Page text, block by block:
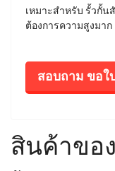
เหมาะสำหรับ รั้วกั้น
ต้องการความสูงมาก
สอบถาม ขอใ
สินค้าขอ